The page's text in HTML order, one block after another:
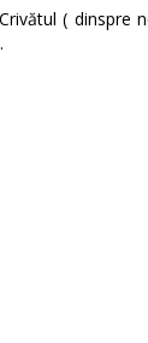
( dinspre